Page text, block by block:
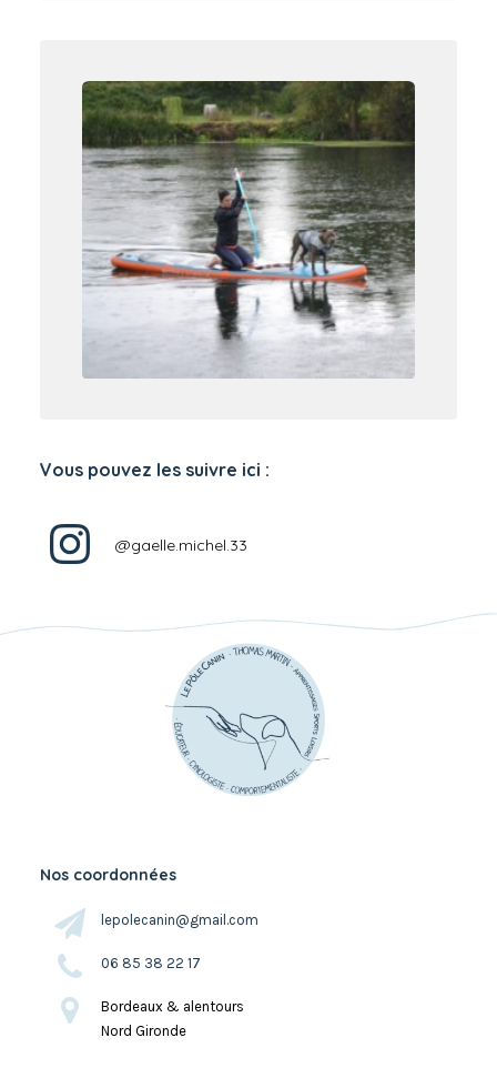
Vous pouvez les suivre ici :
@gaelle.michel.33
Nos coordonnées
lepolecanin@gmail.com
06 85 38 22 17
Bordeaux & alentours
Nord Gironde